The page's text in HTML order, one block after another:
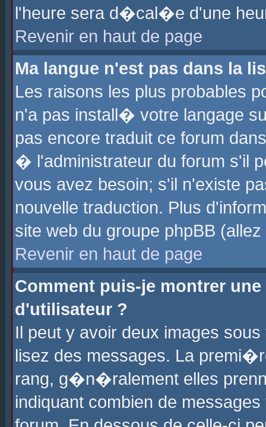
l'heure sera d�cal�e d'une
Revenir en haut de page
Ma langue n'est pas dans la
Les raisons les plus probables
n'a pas install� votre langage
pas encore traduit ce forum
� l'administrateur du forum s'il
vous avez besoin; s'il n'existe
nouvelle traduction. Plus
site web du groupe phpBB
Revenir en haut de page
Comment puis-je montrer
d'utilisateur ?
Il peut y avoir deux images
lisez des messages. La
rang, g�n�ralement elles
indiquant combien de